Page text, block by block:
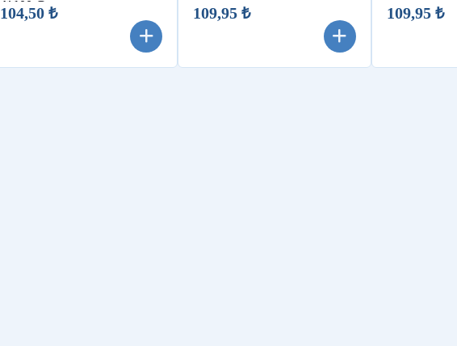
4*100 Gr
104,50 ₺ 109,95 ₺ 109,95 ₺